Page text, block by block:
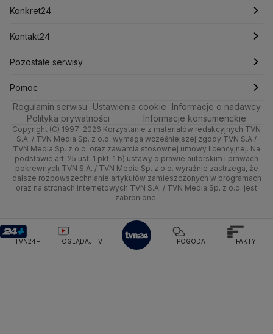
Pogoda Chojnice
Pogoda Tychy
Pogoda Szczecinek
Pogoda Lubartów
Pogoda GąskiPogoda PłońskPogoda Rawicz
Pogoda Łeba Pogoda Puck
Pogoda Chorzów
Pogoda KartuzyPogoda WołominPogoda Kluczbork
Pogoda RadomskoPogoda BochniaPogoda Brodnica
Pogoda Krynica MorskaPogoda Kutno
Pogoda GnieznoPogoda Jelenia Góra
Pogoda Tarnowskie Góry
Pogoda Krynica-Zdrój
Pogoda Szklarska Poręba
Pogoda Suwałki Pogoda Radom
Prognoza
Świat
Podróże
Smog
Sport
Zdrowie
Technologia
Ciekawostki
Quizy
Newslettery
Ludzie Faktów
Katowice
Kraków
Poznań
Trójmiasto
Wrocław
Kielce
Kujawsko-pomorskie
Lublin
Olsztyn
Notowania
Pieniądze
Nieruchomości
Rynki
Dla firm
Handel
Ze świata
Tech
Dla seniora
Piłka Nożna
Tenis
Kolarstwo
Skoki Narciarskie
Sporty zimowe
Lekkoatletyka
Siatkówka
F1
Konkret24
Najnowsze
Polska
Świat
Polityka
Zdrowie
Tech
Nauka
Kontakt24
Najnowsze
Gorące Tematy
Wyślij zgłoszenie
Pozostałe serwisy
TVN
Dzień Dobry TVN
Uwaga TVN
HGTV
TVN Turbo
TVN7
Pomoc
Centrum pomocy
Test zgodności
Oglądaj na TV
Zrealizuj voucher
Regulamin serwisu Ustawienia cookie
Informacje o nadawcy
Polityka prywatności
Informacje konsumenckie
Copyright (C) 1997-2026 Korzystanie z materiałów redakcyjnych TVN
S.A. / TVN Media Sp. z o.o. wymaga wcześniejszej zgody TVN S.A./
TVN Media Sp. z o.o. oraz zawarcia stosownej umowy licencyjnej. Na
podstawie art. 25 ust. 1 pkt. 1 b) ustawy o prawie autorskim i prawach
pokrewnych TVN S.A. / TVN Media Sp. z o.o. wyraźnie zastrzega, że
dalsze rozpowszechnianie artykułów zamieszczonych w programach
oraz na stronach internetowych TVN S.A. / TVN Media Sp. z o.o. jest
zabronione.
TVN24+ OGLĄDAJ TV POGODA FAKTY